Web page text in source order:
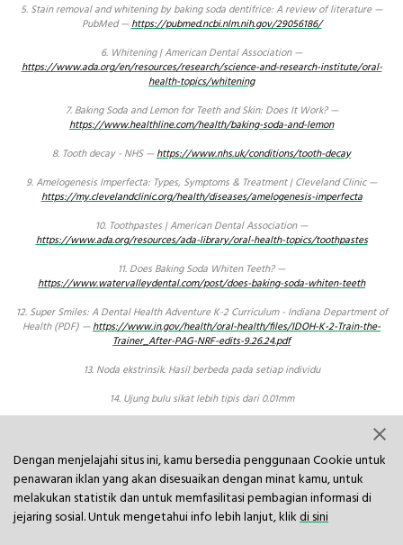
Dengan menjelajahi situs ini, kamu bersedia penggunaan Cookie untuk
penawaran iklan yang akan disesuaikan dengan minat kamu, untuk
melakukan statistik dan untuk memfasilitasi pembagian informasi di
jejaring sosial. Untuk mengetahui info lebih lanjut, klikdi sini
5. Stain removal and whitening by baking soda dentifrice: A review of literature —
PubMed —https://pubmed.ncbi.nlm.nih.gov/29056186/
6. Whitening | American Dental Association —
https://www.ada.org/en/resources/research/science-and-research-institute/oral-
health-topics/whitening
7. Baking Soda and Lemon for Teeth and Skin: Does It Work? —
https://www.healthline.com/health/baking-soda-and-lemon
8. Tooth decay - NHS —https://www.nhs.uk/conditions/tooth-decay
9. Amelogenesis Imperfecta: Types, Symptoms & Treatment | Cleveland Clinic —
https://my.clevelandclinic.org/health/diseases/amelogenesis-imperfecta
10. Toothpastes | American Dental Association —
https://www.ada.org/resources/ada-library/oral-health-topics/toothpastes
11. Does Baking Soda Whiten Teeth? —
https://www.watervalleydental.com/post/does-baking-soda-whiten-teeth
12. Super Smiles: A Dental Health Adventure K-2 Curriculum - Indiana Department of
Health (PDF) —https://www.in.gov/health/oral-health/files/IDOH-K-2-Train-the-
Trainer_After-PAG-NRF-edits-9.26.24.pdf
13. Noda ekstrinsik. Hasil berbeda pada setiap individu
14. Ujung bulu sikat lebih tipis dari 0.01mm
15. Scaling and Root Planing for Gum Disease | MouthHealthy (American Dental
Organization/ADA/MouthHealthy/home/all-topics-a-z/scaling-and-root-planing
Tanya Jawab (FAQ)